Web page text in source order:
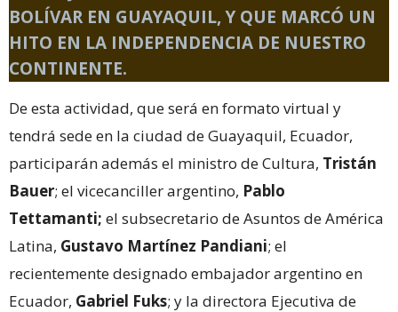
BOLÍVAR EN GUAYAQUIL, Y QUE MARCÓ UN
HITO EN LA INDEPENDENCIA DE NUESTRO
CONTINENTE.
De esta actividad, que será en formato virtual y
tendrá sede en la ciudad de Guayaquil, Ecuador,
participarán además el ministro de Cultura, Tristán
Bauer; el vicecanciller argentino, Pablo
Tettamanti; el subsecretario de Asuntos de América
Latina, Gustavo Martínez Pandiani; el
recientemente designado embajador argentino en
Ecuador, Gabriel Fuks; y la directora Ejecutiva de